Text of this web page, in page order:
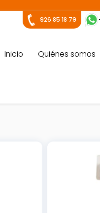
926 85 18 79
Inicio Quiénes somos